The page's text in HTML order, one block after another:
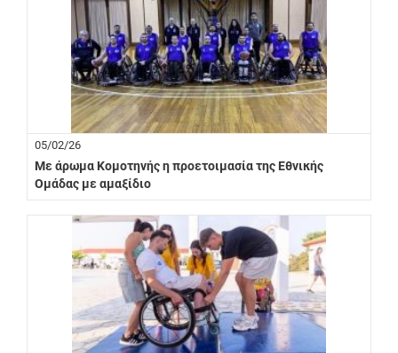
05/02/26
Με άρωμα Κομοτηνής η προετοιμασία της Εθνικής
Ομάδας με αμαξίδιο